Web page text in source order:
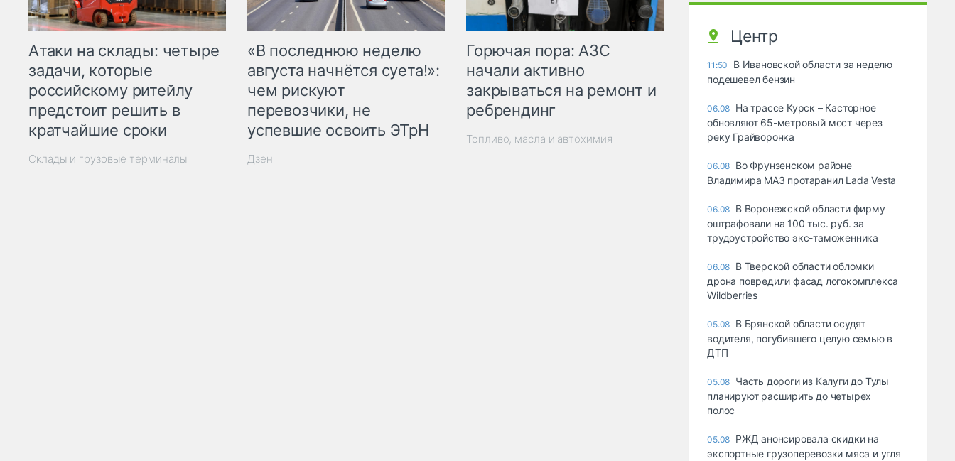
Атаки на склады: четыре
задачи, которые
российскому ритейлу
предстоит решить в
кратчайшие сроки
Склады и грузовые терминалы
«В последнюю неделю
августа начнётся суета!»:
чем рискуют
перевозчики, не
успевшие освоить ЭТрН
Дзен
Горючая пора: АЗС
начали активно
закрываться на ремонт и
ребрендинг
Топливо, масла и автохимия
Центр
11:50
В Ивановской области за неделю
подешевел бензин
06.08 На трассе Курск – Касторное
обновляют 65-метровый мост через
реку Грайворонка
06.08 Во Фрунзенском районе
Владимира МАЗ протаранил Lada Vesta
06.08 В Воронежской области фирму
оштрафовали на 100 тыс. руб. за
трудоустройство экс-таможенника
06.08 В Тверской области обломки
дрона повредили фасад логокомплекса
Wildberries
05.08 В Брянской области осудят
водителя, погубившего целую семью в
ДТП
05.08 Часть дороги из Калуги до Тулы
планируют расширить до четырех
полос
05.08 РЖД анонсировала скидки на
экспортные грузоперевозки мяса и угля